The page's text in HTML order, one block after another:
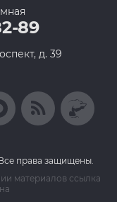
89
д. 39
права защищены.
материалов ссылка